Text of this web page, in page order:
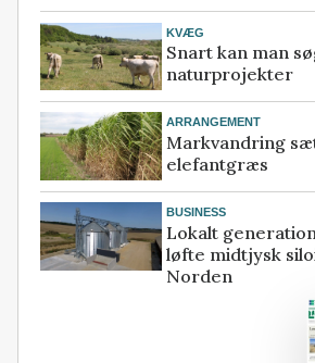
KVÆG
Snart kan man
naturprojekter
ARRANGEMENT
Markvandring
elefantgræs
BUSINESS
Lokalt
løfte midtjysk
Norden